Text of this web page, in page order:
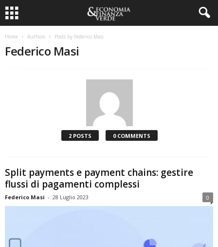
Home Authors Posts by Federico Masi
Federico Masi
2 POSTS 0 COMMENTS
Split payments e payment chains: gestire
flussi di pagamenti complessi
Federico Masi - 28 Luglio 2023 0